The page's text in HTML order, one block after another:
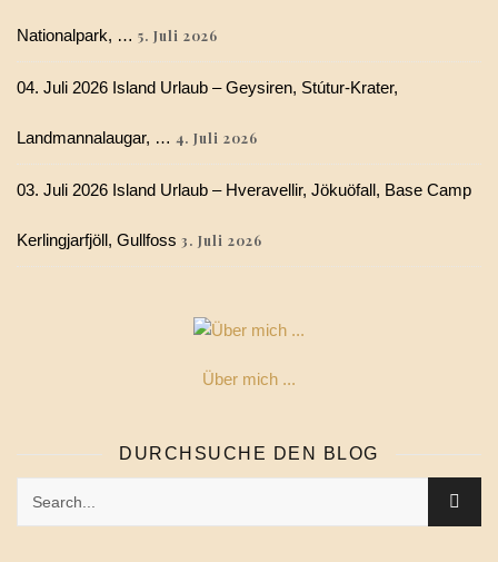
Nationalpark, … 5. Juli 2026
04. Juli 2026 Island Urlaub – Geysiren, Stútur-Krater,
Landmannalaugar, … 4. Juli 2026
03. Juli 2026 Island Urlaub – Hveravellir, Jökuöfall, Base Camp
Kerlingjarfjöll, Gullfoss 3. Juli 2026
Über mich ...
DURCHSUCHE DEN BLOG